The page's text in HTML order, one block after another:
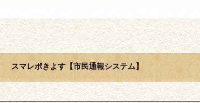
スマレポきよす【市民通報システム】